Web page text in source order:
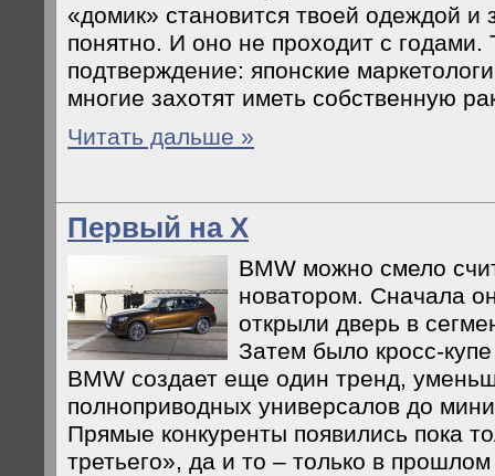
«домик» становится твоей одеждой и
понятно. И оно не проходит с годами.
подтверждение: японские
многие захотят иметь собственную
Читать дальше »
Первый на Х
BMW можно смело
новатором. Сначала
открыли дверь в
Затем было кросс-
BMW создает еще один тренд,
полноприводных универсалов до
Прямые конкуренты появились пока
третьего», да и то – только в прошлом